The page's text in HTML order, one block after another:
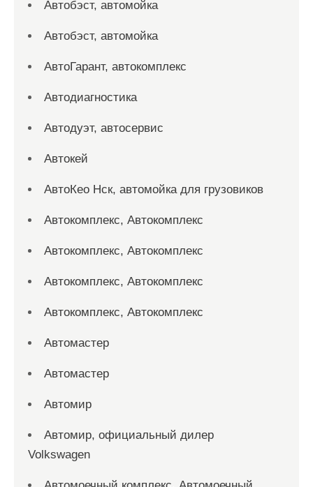
Автобэст, автомойка
Автобэст, автомойка
АвтоГарант, автокомплекс
Автодиагностика
Автодуэт, автосервис
Автокей
АвтоКео Нск, автомойка для грузовиков
Автокомплекс, Автокомплекс
Автокомплекс, Автокомплекс
Автокомплекс, Автокомплекс
Автокомплекс, Автокомплекс
Автомастер
Автомастер
Автомир
Автомир, официальный дилер
Volkswagen